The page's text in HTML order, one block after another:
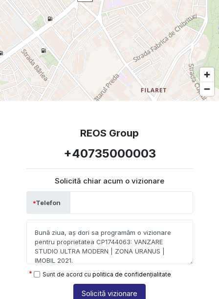
REOS Group
+40735000003
Solicită chiar acum o vizionare
Telefon
Sunt de acord cu politica de confidențialitate
Solicită vizionare